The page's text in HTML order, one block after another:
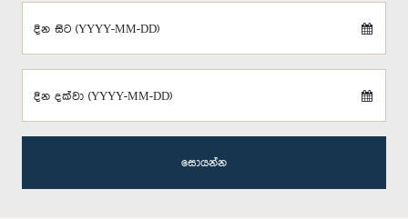
දින සිට (YYYY-MM-DD)
දින දක්වා (YYYY-MM-DD)
සොයන්න